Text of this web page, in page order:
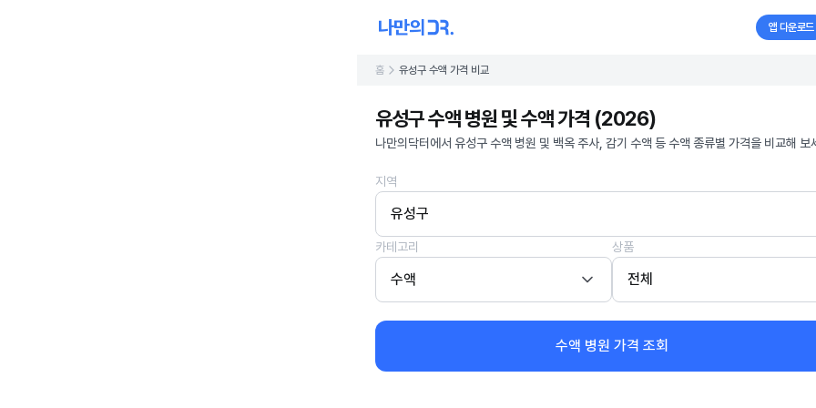
앱 다운로드
홈 유성구 수액 가격 비교
유성구 수액 병원 및 수액 가격 (2026)
나만의닥터에서 유성구 수액 병원 및 백옥 주사, 감기 수액 등 수액 종류별 가격을 비교해 보
지역
유성구
카테고리
수액
상품
전체
수액 병원 가격 조회